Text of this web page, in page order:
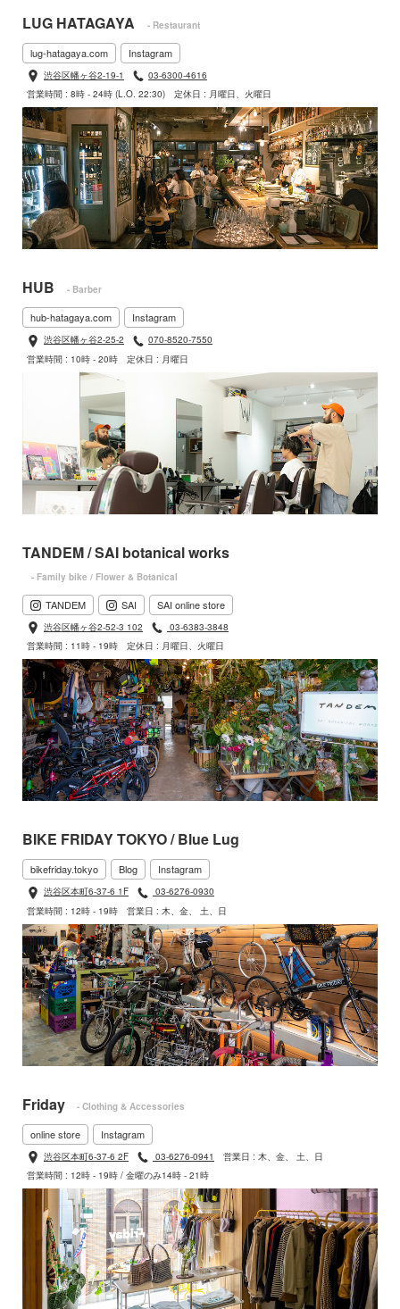
LUG HATAGAYA - Restaurant
lug-hatagaya.com Instagram
渋谷区幡ヶ谷2-19-1
03-6300-4616
営業時間 : 8時 - 24時 (L.O. 22:30)
定休日 : 月曜日、火曜日
HUB - Barber
hub-hatagaya.com Instagram
渋谷区幡ヶ谷2-25-2
070-8520-7550
営業時間 : 10時 - 20時
定休日 : 月曜日
TANDEM / SAI botanical works
- Family bike / Flower & Botanical
TANDEM SAI SAI online store
渋谷区幡ヶ谷2-52-3 102
03-6383-3848
営業時間 : 11時 - 19時
定休日 : 月曜日、火曜日
BIKE FRIDAY TOKYO / Blue Lug
bikefriday.tokyo Blog Instagram
渋谷区本町6-37-6 1F
03-6276-0930
営業時間 : 12時 - 19時
営業日 : 木、金、 土、日
Friday - Clothing & Accessories
online store Instagram
渋谷区本町6-37-6 2F 03-6276-0941
営業日 : 木、金、 土、日
営業時間 : 12時 - 19時 / 金曜のみ14時 - 21時